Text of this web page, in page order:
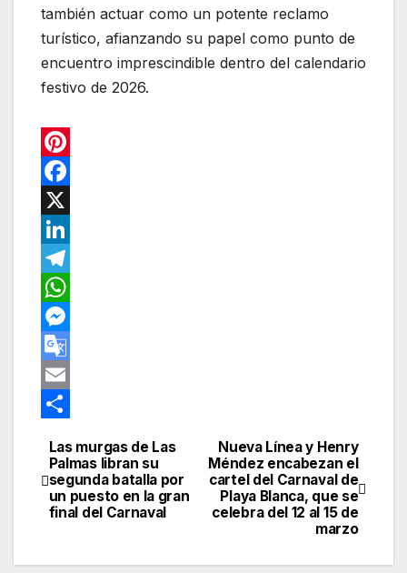
también actuar como un potente reclamo
turístico, afianzando su papel como punto de
encuentro imprescindible dentro del calendario
festivo de 2026.
P
n
e
r
e
s
F
a
c
e
b
o
o
k
X
L
n
k
e
d
T
e
e
g
m
W
h
a
A
p
M
e
s
n
G
o
l
E
im
Navegación
de
Nueva Línea y Henry
Méndez encabezan el
cartel del Carnaval de
Playa Blanca, que se
celebra del 12 al 15 de
marzo
Las murgas de Las
Palmas libran su
segunda batalla por
un puesto en la gran
final del Carnaval